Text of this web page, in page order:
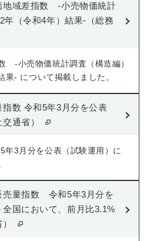
地域差指数 -小売物価統計
年（令和4年）結果-（総務
-小売物価統計調査（構造編）
果- について掲載しました。
指数 令和5年3月分を公表
交通省）
年3月分を公表（試験運用）に
売量指数 令和5年3月分を
国において、前月比3.1%